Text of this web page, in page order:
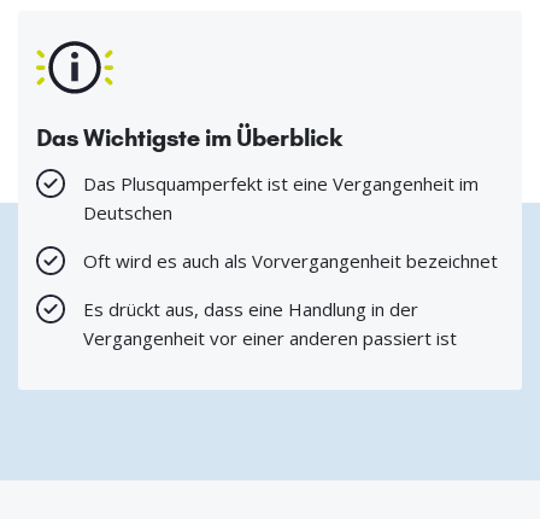
Das Wichtigste im Überblick
Das Plusquamperfekt ist eine Vergangenheit im
Deutschen
Oft wird es auch als Vorvergangenheit bezeichnet
Es drückt aus, dass eine Handlung in der
Vergangenheit vor einer anderen passiert ist